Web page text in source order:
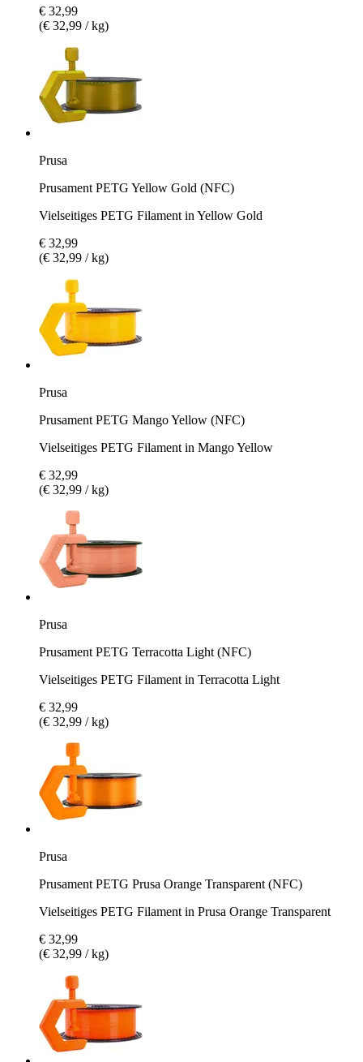
€ 32,99
(€ 32,99 / kg)
Prusa
Prusament PETG Yellow Gold (NFC)
Vielseitiges PETG Filament in Yellow Gold
€ 32,99
(€ 32,99 / kg)
Prusa
Prusament PETG Mango Yellow (NFC)
Vielseitiges PETG Filament in Mango Yellow
€ 32,99
(€ 32,99 / kg)
Prusa
Prusament PETG Terracotta Light (NFC)
Vielseitiges PETG Filament in Terracotta Light
€ 32,99
(€ 32,99 / kg)
Prusa
Prusament PETG Prusa Orange Transparent (NFC)
Vielseitiges PETG Filament in Prusa Orange Transparent
€ 32,99
(€ 32,99 / kg)